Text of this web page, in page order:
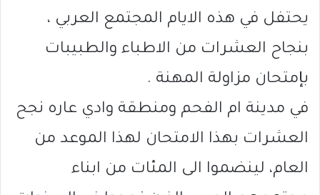
يحتفل في هذه الايام المجتمع العربي ،
بنجاح العشرات من الاطباء والطبيبات
بإمتحان مزاولة المهنة .
في مدينة ام الفحم ومنطقة وادي عاره نجح
العشرات بهذا الامتحان لهذا الموعد من
العام، لينضموا الى المئات من ابناء